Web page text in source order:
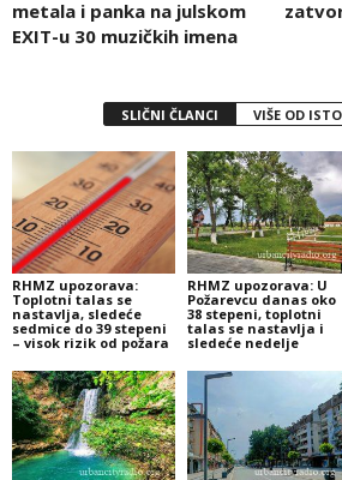
metala i panka na julskom
EXIT-u 30 muzičkih imena
SLIČNI ČLANCI VIŠE OD
RHMZ upozorava:
Toplotni talas se
nastavlja, sledeće
sedmice do 39 stepeni
– visok rizik od požara
RHMZ upozorava: U
Požarevcu danas oko
38 stepeni, toplotni
talas se nastavlja i
sledeće nedelje